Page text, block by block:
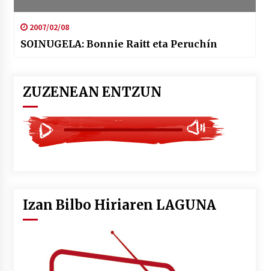
2007/02/08
SOINUGELA: Bonnie Raitt eta Peruchín
ZUZENEAN ENTZUN
Izan Bilbo Hiriaren LAGUNA